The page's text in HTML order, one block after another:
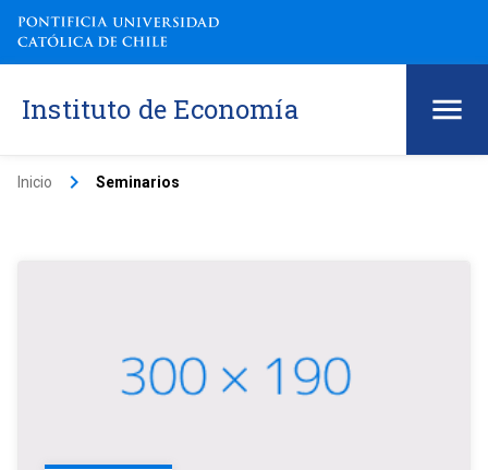
Instituto de Economía
Inicio keyboard_arrow_right Seminarios